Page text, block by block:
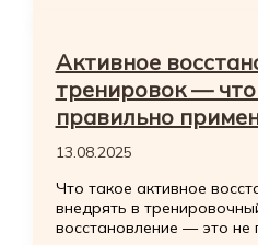
Активное
тренировок — что
правильно
13.08.2025
Что такое активное
внедрять в
восстановление — это не